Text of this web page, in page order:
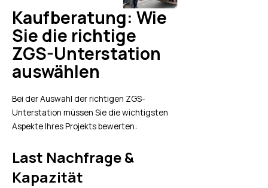
Kaufberatung: Wie
Sie die richtige
ZGS-Unterstation
auswählen
Bei der Auswahl der richtigen ZGS-
Unterstation müssen Sie die wichtigsten
Aspekte Ihres Projekts bewerten:
Last Nachfrage &
Kapazität